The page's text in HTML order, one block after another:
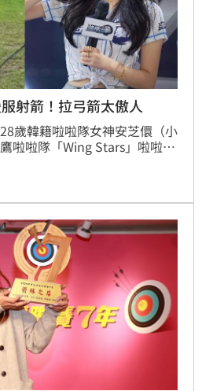
射箭！拉弓箭太傲人
歲韓籍啦啦隊女神安芝儇（小
啦啦隊「Wing Stars」啦啦隊
居高不下。日前她受邀錄製網
不僅實力驚人，造型也成為討